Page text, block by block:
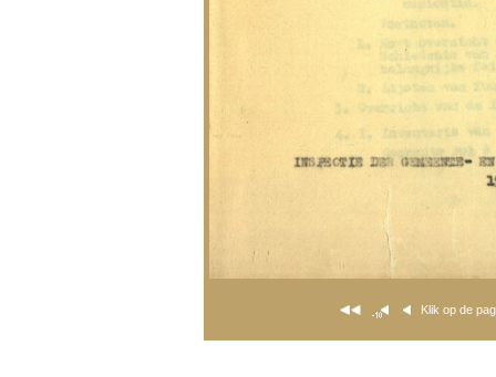
Klik op de